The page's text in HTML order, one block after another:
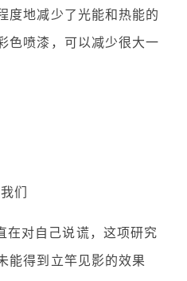
度地减少了光能和热能的
色喷漆，可以减少很大一
们
在对自己说谎，这项研究
能得到立竿见影的效果